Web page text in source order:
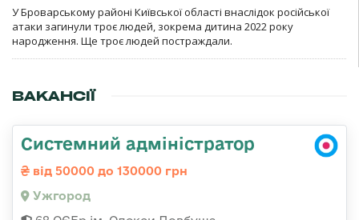
У Броварському районі Київської області внаслідок російської
атаки загинули троє людей, зокрема дитина 2022 року
народження. Ще троє людей постраждали.
ВАКАНСІЇ
Системний адміністратор
від 50000 до 130000 грн
Ужгород